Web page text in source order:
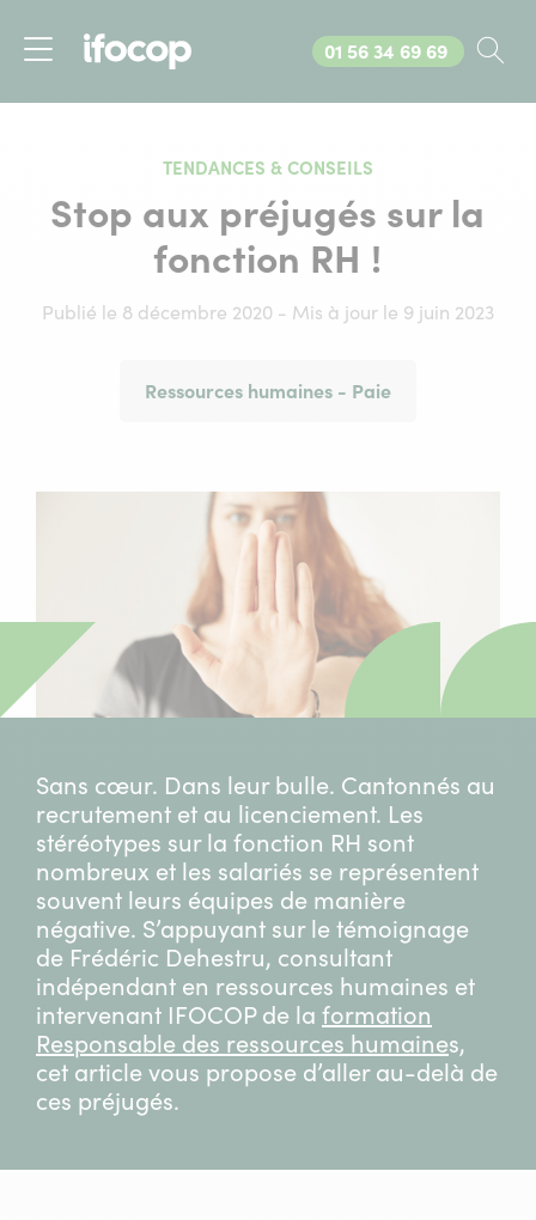
Menu
Appelez-nous au
01 56 34 69 69
TENDANCES & CONSEILS
Stop aux préjugés sur la
fonction RH !
Publié le 8 décembre 2020 - Mis à jour le 9 juin 2023
Ressources humaines - Paie
Sans cœur. Dans leur bulle. Cantonnés au
recrutement et au licenciement. Les
stéréotypes sur la fonction RH sont
nombreux et les salariés se représentent
souvent leurs équipes de manière
négative. S’appuyant sur le témoignage
de Frédéric Dehestru, consultant
indépendant en ressources humaines et
intervenant IFOCOP de la formation
Responsable des ressources humaines,
cet article vous propose d’aller au-delà de
ces préjugés.